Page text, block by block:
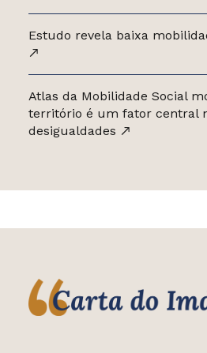
Estudo revela baixa
Atlas da Mobilidade Social
território é um fator central
desigualdades